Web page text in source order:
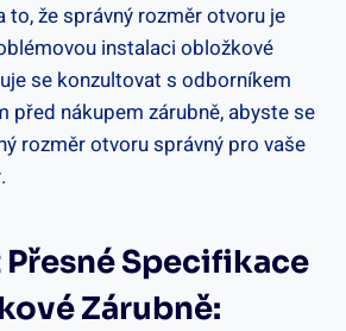
to, že správný rozměr otvoru je
instalaci obložkové
se konzultovat s odborníkem
před nákupem zárubně, abyste se
rozměr otvoru správný pro vaše
Specifikace
Zárubně: